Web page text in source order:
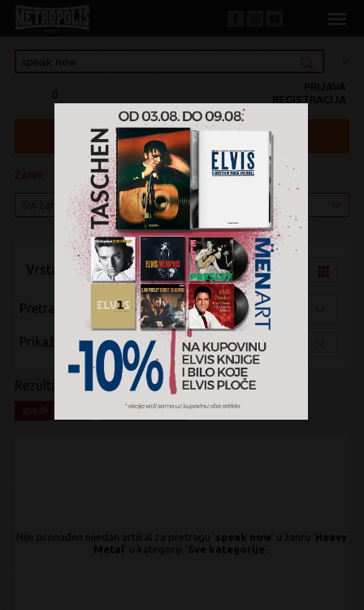
0 REGISTRACIJA
PRIJAVA
KATEGORIJA
Vrsta pregleda:
Pretraži po:
Prikaži po:
Rezultati pretrage:
Heavy Metal x
Nije pronađen nijedan artikal za pretragu ' speak now' u žanru 'Heavy
Metal ' u kategoriji 'Sve kategorije'.